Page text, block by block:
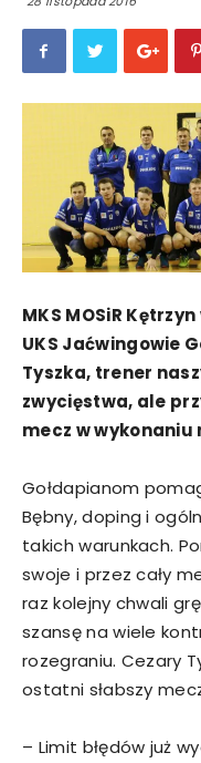
MKS MOSiR
UKS Jaćwingowie
Tyszka, trener
zwycięstwa, ale
mecz w wykonaniu
Gołdapianom
Bębny, doping i
takich warunkach.
swoje i przez cały
raz kolejny chwali
szansę na wiele
rozegraniu. Cezary
ostatni słabszy
– Limit błędów już